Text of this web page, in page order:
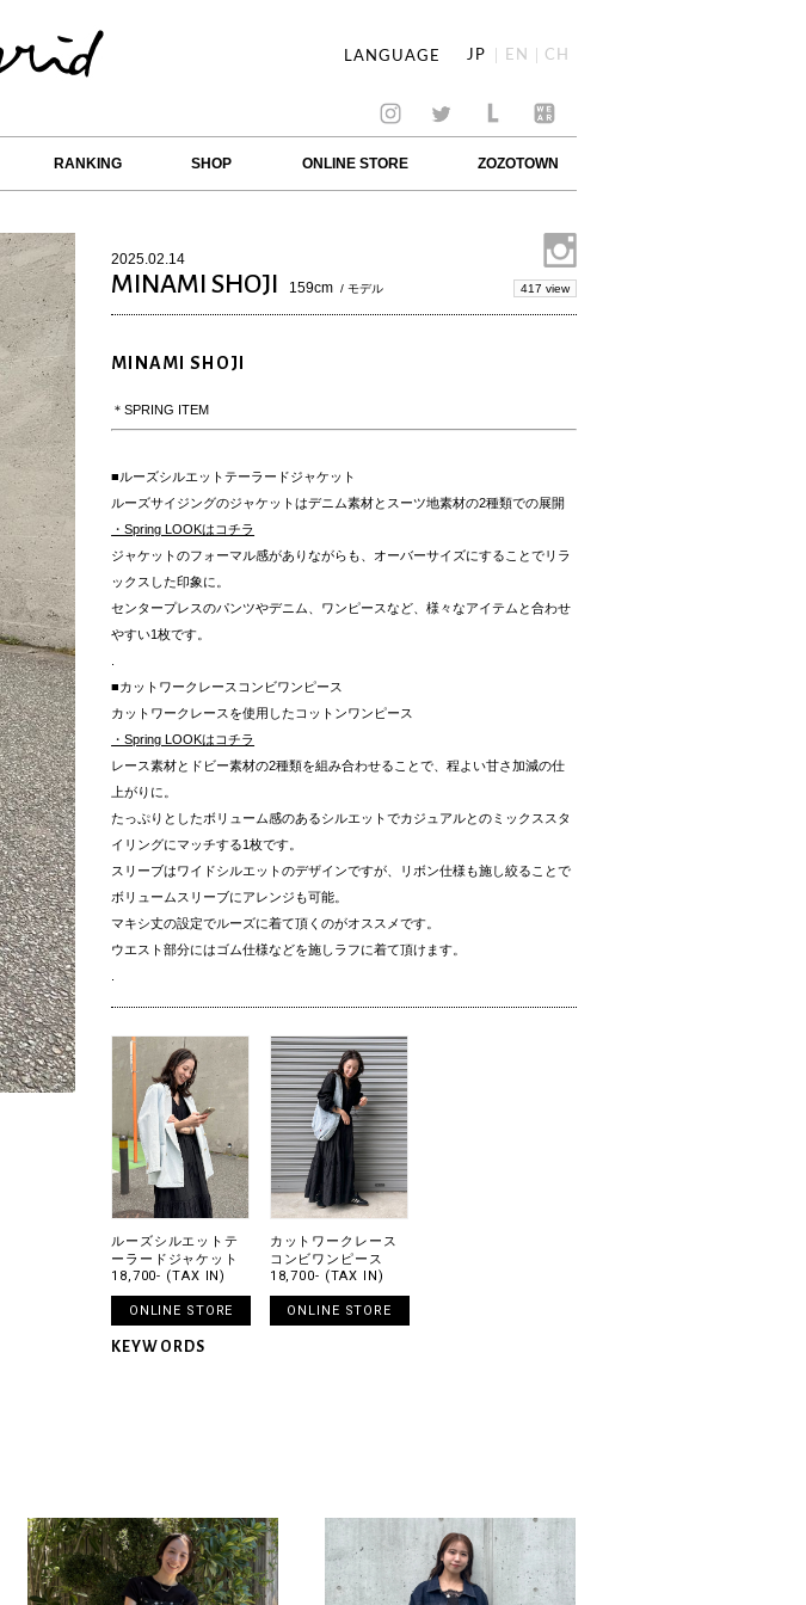
LANGUAGE JP EN CH
RANKING SHOP ONLINE STORE ZOZOTOWN
2025.02.14
MINAMI SHOJI 159cm / モデル 417 view
MINAMI SHOJI
＊SPRING ITEM
■ルーズシルエットテーラードジャケット
ルーズサイジングのジャケットはデニム素材とスーツ地素材の2種類での展開
・Spring LOOKはコチラ
ジャケットのフォーマル感がありながらも、オーバーサイズにすることでリラ
ックスした印象に。
センタープレスのパンツやデニム、ワンピースなど、様々なアイテムと合わせ
やすい1枚です。
■カットワークレースコンビワンピース
カットワークレースを使用したコットンワンピース
・Spring LOOKはコチラ
レース素材とドビー素材の2種類を組み合わせることで、程よい甘さ加減の仕
上がりに。
たっぷりとしたボリューム感のあるシルエットでカジュアルとのミックススタ
イリングにマッチする1枚です。
スリーブはワイドシルエットのデザインですが、リボン仕様も施し絞ることで
ボリュームスリーブにアレンジも可能。
マキシ丈の設定でルーズに着て頂くのがオススメです。
ウエスト部分にはゴム仕様などを施しラフに着て頂けます。
ルーズシルエットテ
ーラードジャケット
18,700- (TAX IN)
ONLINE STORE
カットワークレース
コンビワンピース
18,700- (TAX IN)
ONLINE STORE
KEYWORDS